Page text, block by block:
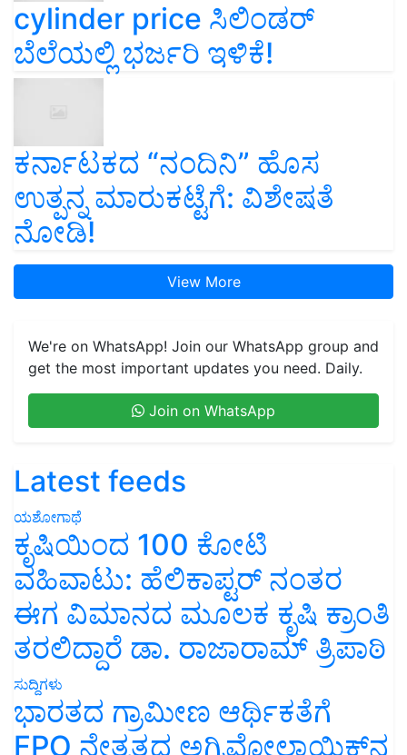
cylinder price ಸಿಲಿಂಡರ್‌
ಬೆಲೆಯಲ್ಲಿ ಭರ್ಜರಿ ಇಳಿಕೆ!
ಕರ್ನಾಟಕದ “ನಂದಿನಿ” ಹೊಸ
ಉತ್ಪನ್ನ ಮಾರುಕಟ್ಟೆಗೆ: ವಿಶೇಷತೆ
ನೋಡಿ!
View More
We're on WhatsApp! Join our WhatsApp group and
get the most important updates you need. Daily.
Join on WhatsApp
Latest feeds
ಯಶೋಗಾಥೆ
ಕೃಷಿಯಿಂದ 100 ಕೋಟಿ
ವಹಿವಾಟು: ಹೆಲಿಕಾಪ್ಟರ್ ನಂತರ
ಈಗ ವಿಮಾನದ ಮೂಲಕ ಕೃಷಿ ಕ್ರಾಂತಿ
ತರಲಿದ್ದಾರೆ ಡಾ. ರಾಜಾರಾಮ್ ತ್ರಿಪಾಠಿ
ಸುದ್ದಿಗಳು
ಭಾರತದ ಗ್ರಾಮೀಣ ಆರ್ಥಿಕತೆಗೆ
FPO ನೇತೃತ್ವದ ಅಗ್ರಿವೋಲ್ಟಾಯಿಕ್ಸ್‌ನ